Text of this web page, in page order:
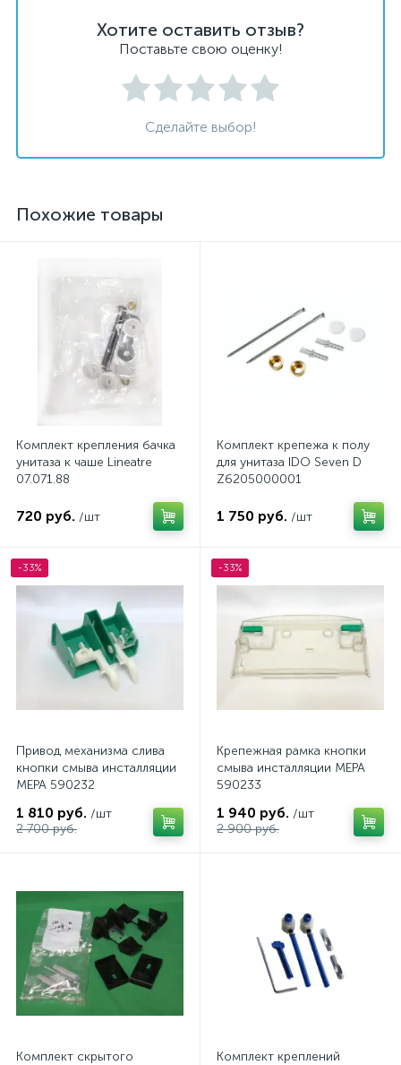
Хотите оставить отзыв?
Поставьте свою оценку!
Сделайте выбор!
Похожие товары
Комплект крепления бачка
унитаза к чаше Lineatre
07.071.88
720 руб. /шт
Комплект крепежа к полу
для унитаза IDO Seven D
Z6205000001
1 750 руб. /шт
-33%
Привод механизма слива
кнопки смыва инсталляции
MEPA 590232
1 810 руб. /шт
2 700 руб.
-33%
Крепежная рамка кнопки
смыва инсталляции MEPA
590233
1 940 руб. /шт
2 900 руб.
Комплект скрытого
Комплект креплений